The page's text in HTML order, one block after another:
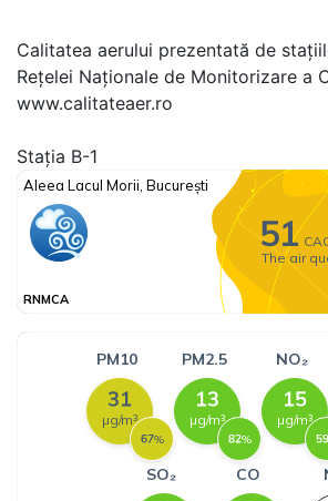
Calitatea aerului prezentată de
Rețelei Naționale de Monitorizare a
www.calitateaer.ro
Stația B-1